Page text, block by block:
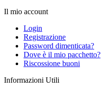
Il mio account
Login
Registrazione
Password dimenticata?
Dove è il mio pacchetto?
Riscossione buoni
Informazioni Utili